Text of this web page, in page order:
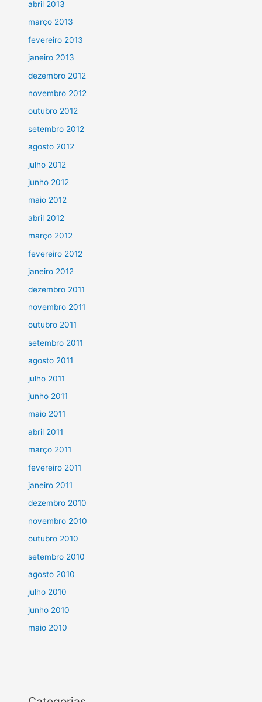
abril 2013
março 2013
fevereiro 2013
janeiro 2013
dezembro 2012
novembro 2012
outubro 2012
setembro 2012
agosto 2012
julho 2012
junho 2012
maio 2012
abril 2012
março 2012
fevereiro 2012
janeiro 2012
dezembro 2011
novembro 2011
outubro 2011
setembro 2011
agosto 2011
julho 2011
junho 2011
maio 2011
abril 2011
março 2011
fevereiro 2011
janeiro 2011
dezembro 2010
novembro 2010
outubro 2010
setembro 2010
agosto 2010
julho 2010
junho 2010
maio 2010